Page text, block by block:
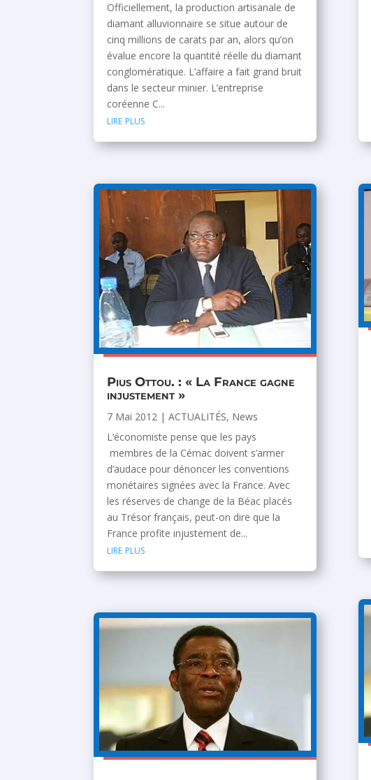
Officiellement, la production artisanale de
diamant alluvionnaire se situe autour de
cinq millions de carats par an, alors qu’on
évalue encore la quantité réelle du diamant
conglomératique. L’affaire a fait grand bruit
dans le secteur minier. L’entreprise
coréenne C...
lire plus
Pius Ottou. : « La France gagne
injustement »
7 Mai 2012 |ACTUALITÉS, News
L’économiste pense que les pays
membres de la Cémac doivent s’armer
d’audace pour dénoncer les conventions
monétaires signées avec la France. Avec
les réserves de change de la Béac placés
au Trésor français, peut-on dire que la
France profite injustement de...
lire plus